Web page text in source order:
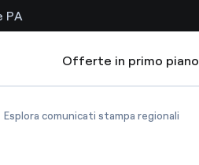
PA
Offerte in primo piano
Esplora comunicati stampa regionali